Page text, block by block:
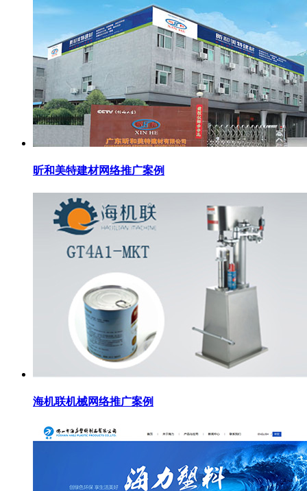
昕和美特建材网络推广案例
海机联机械网络推广案例